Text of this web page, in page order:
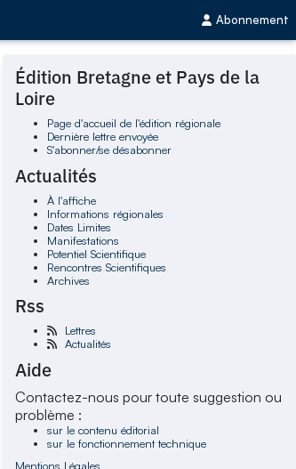
Abonnement
Édition Bretagne et Pays de la
Loire
Page d'accueil de l'édition régionale
Dernière lettre envoyée
S'abonner/se désabonner
Actualités
À l'affiche
Informations régionales
Dates Limites
Manifestations
Potentiel Scientifique
Rencontres Scientifiques
Archives
Rss
Lettres
Actualités
Aide
Contactez-nous pour toute suggestion ou
problème :
sur le contenu éditorial
sur le fonctionnement technique
Mentions Légales